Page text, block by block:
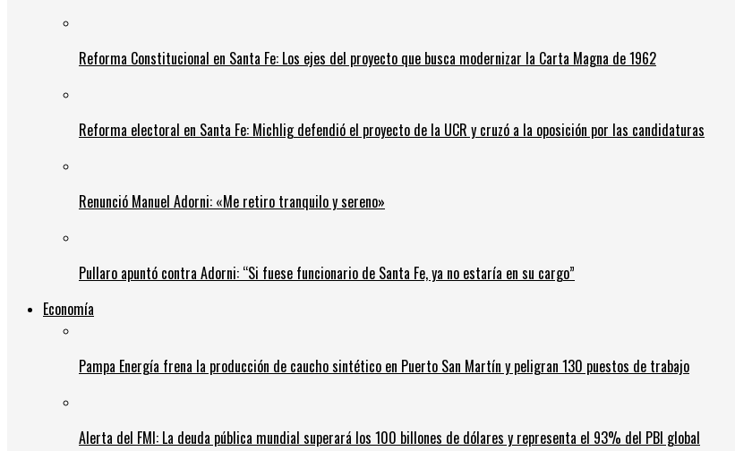
Reforma Constitucional en Santa Fe: Los ejes del proyecto que busca modernizar la Carta Magna de 1962
Reforma electoral en Santa Fe: Michlig defendió el proyecto de la UCR y cruzó a la oposición por las candidaturas
Renunció Manuel Adorni: «Me retiro tranquilo y sereno»
Pullaro apuntó contra Adorni: “Si fuese funcionario de Santa Fe, ya no estaría en su cargo”
Economía
Pampa Energía frena la producción de caucho sintético en Puerto San Martín y peligran 130 puestos de trabajo
Alerta del FMI: La deuda pública mundial superará los 100 billones de dólares y representa el 93% del PBI global